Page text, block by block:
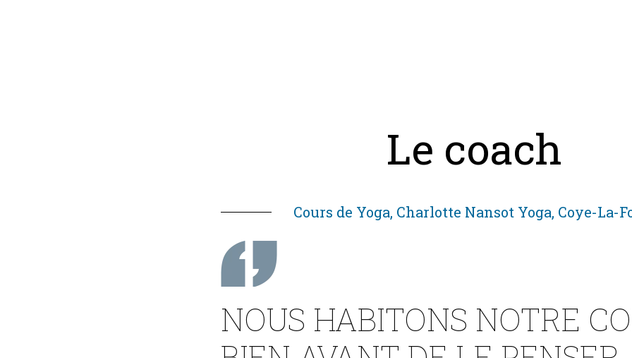
Le coach
Cours de Yoga, Charlotte Nansot Yoga, Coye-La-
NOUS HABITONS NOTRE